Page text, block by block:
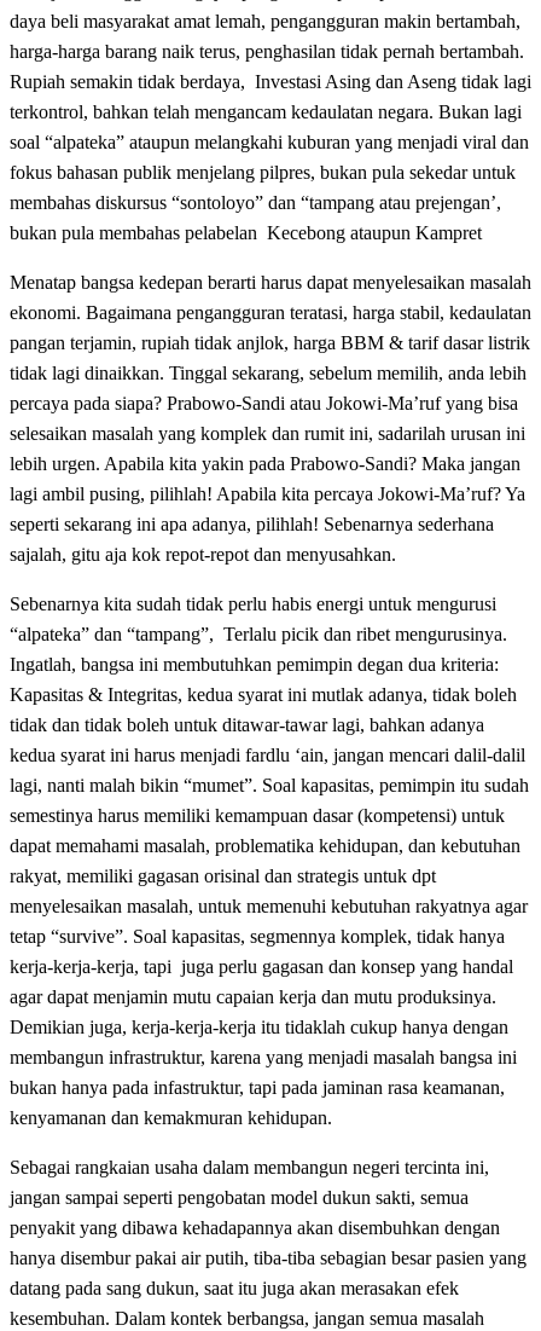
daya beli masyarakat amat lemah, pengangguran makin bertambah,
harga-harga barang naik terus, penghasilan tidak pernah bertambah.
Rupiah semakin tidak berdaya, Investasi Asing dan Aseng tidak lagi
terkontrol, bahkan telah mengancam kedaulatan negara. Bukan lagi
soal “alpateka” ataupun melangkahi kuburan yang menjadi viral dan
fokus bahasan publik menjelang pilpres, bukan pula sekedar untuk
membahas diskursus “sontoloyo” dan “tampang atau prejengan’,
bukan pula membahas pelabelan Kecebong ataupun Kampret
Menatap bangsa kedepan berarti harus dapat menyelesaikan masalah
ekonomi. Bagaimana pengangguran teratasi, harga stabil, kedaulatan
pangan terjamin, rupiah tidak anjlok, harga BBM & tarif dasar listrik
tidak lagi dinaikkan. Tinggal sekarang, sebelum memilih, anda lebih
percaya pada siapa? Prabowo-Sandi atau Jokowi-Ma’ruf yang bisa
selesaikan masalah yang komplek dan rumit ini, sadarilah urusan ini
lebih urgen. Apabila kita yakin pada Prabowo-Sandi? Maka jangan
lagi ambil pusing, pilihlah! Apabila kita percaya Jokowi-Ma’ruf? Ya
seperti sekarang ini apa adanya, pilihlah! Sebenarnya sederhana
sajalah, gitu aja kok repot-repot dan menyusahkan.
Sebenarnya kita sudah tidak perlu habis energi untuk mengurusi
“alpateka” dan “tampang”, Terlalu picik dan ribet mengurusinya.
Ingatlah, bangsa ini membutuhkan pemimpin degan dua kriteria:
Kapasitas & Integritas, kedua syarat ini mutlak adanya, tidak boleh
tidak dan tidak boleh untuk ditawar-tawar lagi, bahkan adanya
kedua syarat ini harus menjadi fardlu ‘ain, jangan mencari dalil-dalil
lagi, nanti malah bikin “mumet”. Soal kapasitas, pemimpin itu sudah
semestinya harus memiliki kemampuan dasar (kompetensi) untuk
dapat memahami masalah, problematika kehidupan, dan kebutuhan
rakyat, memiliki gagasan orisinal dan strategis untuk dpt
menyelesaikan masalah, untuk memenuhi kebutuhan rakyatnya agar
tetap “survive”. Soal kapasitas, segmennya komplek, tidak hanya
kerja-kerja-kerja, tapi juga perlu gagasan dan konsep yang handal
agar dapat menjamin mutu capaian kerja dan mutu produksinya.
Demikian juga, kerja-kerja-kerja itu tidaklah cukup hanya dengan
membangun infrastruktur, karena yang menjadi masalah bangsa ini
bukan hanya pada infastruktur, tapi pada jaminan rasa keamanan,
kenyamanan dan kemakmuran kehidupan.
Sebagai rangkaian usaha dalam membangun negeri tercinta ini,
jangan sampai seperti pengobatan model dukun sakti, semua
penyakit yang dibawa kehadapannya akan disembuhkan dengan
hanya disembur pakai air putih, tiba-tiba sebagian besar pasien yang
datang pada sang dukun, saat itu juga akan merasakan efek
kesembuhan. Dalam kontek berbangsa, jangan semua masalah